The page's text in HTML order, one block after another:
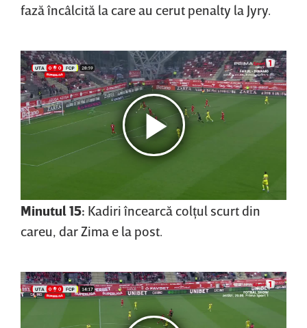
fază încâlcită la care au cerut penalty la Jyry.
Minutul 15: Kadiri încearcă colţul scurt din
careu, dar Zima e la post.